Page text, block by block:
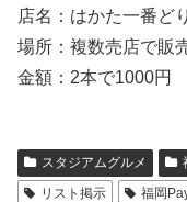
店名：はかた一番どり
場所：複数売店で販
金額：2本で1000円
スタジアムグルメ
リスト掲示
福岡